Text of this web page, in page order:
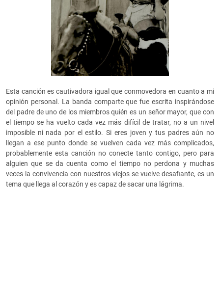
Esta canción es cautivadora igual que conmovedora en cuanto a mi
opinión personal. La banda comparte que fue escrita inspirándose
del padre de uno de los miembros quién es un señor mayor, que con
el tiempo se ha vuelto cada vez más difícil de tratar, no a un nivel
imposible ni nada por el estilo. Si eres joven y tus padres aún no
llegan a ese punto donde se vuelven cada vez más complicados,
probablemente esta canción no conecte tanto contigo, pero para
alguien que se da cuenta como el tiempo no perdona y muchas
veces la convivencia con nuestros viejos se vuelve desafiante, es un
tema que llega al corazón y es capaz de sacar una lágrima.